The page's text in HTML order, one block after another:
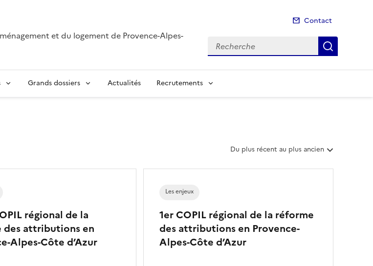
et du logement de Provence-Alpes-
Contact
Recherche
Grands dossiers Actualités Recrutements
T
i
s
a
t
Du plus récent au plus ancien
régional de la
des attributions en
Alpes-Côte d’Azur
1er COPIL régional de la réforme
des attributions en Provence-
Alpes-Côte d’Azur
Les enjeux